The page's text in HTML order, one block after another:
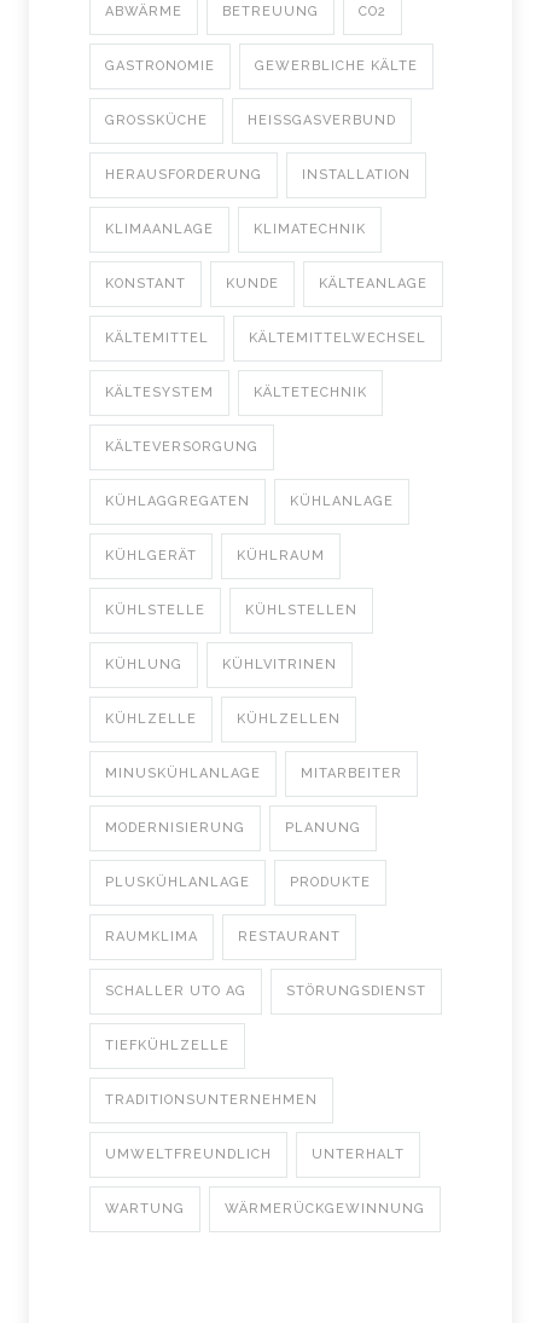
ABWÄRME BETREUUNG CO2
GASTRONOMIE GEWERBLICHE KÄLTE
GROSSKÜCHE HEISSGASVERBUND
HERAUSFORDERUNG INSTALLATION
KLIMAANLAGE KLIMATECHNIK
KONSTANT KUNDE KÄLTEANLAGE
KÄLTEMITTEL KÄLTEMITTELWECHSEL
KÄLTESYSTEM KÄLTETECHNIK
KÄLTEVERSORGUNG
KÜHLAGGREGATEN KÜHLANLAGE
KÜHLGERÄT KÜHLRAUM
KÜHLSTELLE KÜHLSTELLEN
KÜHLUNG KÜHLVITRINEN
KÜHLZELLE KÜHLZELLEN
MINUSKÜHLANLAGE MITARBEITER
MODERNISIERUNG PLANUNG
PLUSKÜHLANLAGE PRODUKTE
RAUMKLIMA RESTAURANT
SCHALLER UTO AG STÖRUNGSDIENST
TIEFKÜHLZELLE
TRADITIONSUNTERNEHMEN
UMWELTFREUNDLICH UNTERHALT
WARTUNG WÄRMERÜCKGEWINNUNG